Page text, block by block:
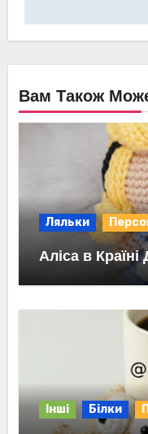
Вам Також
Ляльки
Аліса в Країні
Інші Білки